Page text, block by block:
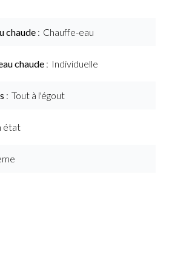
chaude Chauffe-eau
chaude Individuelle
Tout à l'égout
état